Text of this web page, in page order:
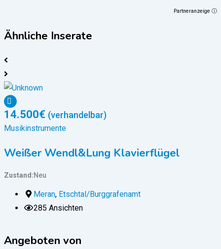
Partneranzeige ⓘ
Ähnliche Inserate
14.500€ (verhandelbar)
Musikinstrumente
Weißer Wendl&Lung Klavierflügel
Zustand Neu
Meran, Etschtal/Burggrafenamt
285 Ansichten
Angeboten von